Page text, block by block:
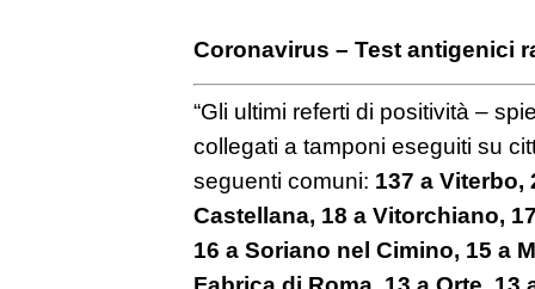
Coronavirus – Test antigenici
“Gli ultimi referti di positività –
collegati a tamponi eseguiti su
seguenti comuni: 137 a Viterbo,
Castellana, 18 a Vitorchiano,
16 a Soriano nel Cimino, 15 a